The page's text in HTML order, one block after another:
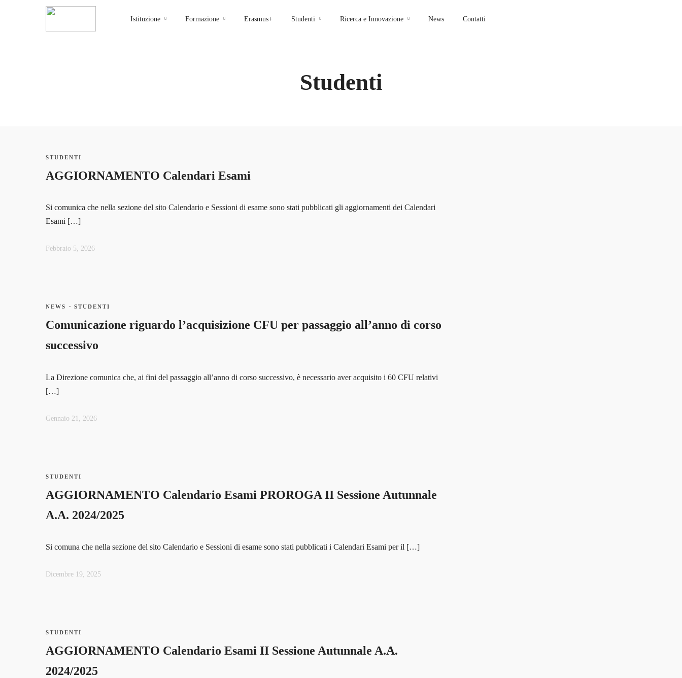
Istituzione Formazione Erasmus+ Studenti Ricerca e Innovazione News Contatti
Studenti
STUDENTI
AGGIORNAMENTO Calendari Esami
Si comunica che nella sezione del sito Calendario e Sessioni di esame sono stati pubblicati gli aggiornamenti dei Calendari
Esami […]
Febbraio 5, 2026
NEWS · STUDENTI
Comunicazione riguardo l’acquisizione CFU per passaggio all’anno di corso
successivo
La Direzione comunica che, ai fini del passaggio all’anno di corso successivo, è necessario aver acquisito i 60 CFU relativi
[…]
Gennaio 21, 2026
STUDENTI
AGGIORNAMENTO Calendario Esami PROROGA II Sessione Autunnale
A.A. 2024/2025
Si comuna che nella sezione del sito Calendario e Sessioni di esame sono stati pubblicati i Calendari Esami per il […]
Dicembre 19, 2025
STUDENTI
AGGIORNAMENTO Calendario Esami II Sessione Autunnale A.A.
2024/2025
0 Courses
0 Students